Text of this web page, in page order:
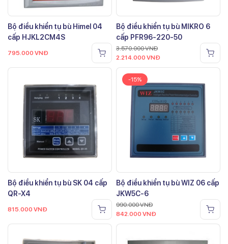
Bộ điều khiển tụ bù Himel 04
cấp HJKL2CM4S
795.000 VNĐ
Bộ điều khiển tụ bù MIKRO 6
cấp PFR96-220-50
3.570.000VNĐ
2.214.000 VNĐ
Bộ điều khiển tụ bù SK 04 cấp
QR-X4
815.000 VNĐ
-15%
Bộ điều khiển tụ bù WIZ 06 cấp
JKW5C-6
990.000VNĐ
842.000 VNĐ